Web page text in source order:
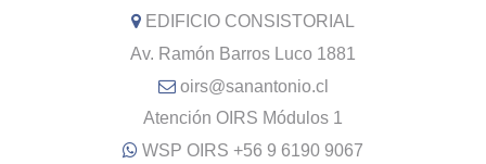
EDIFICIO CONSISTORIAL
Av. Ramón Barros Luco 1881
oirs@sanantonio.cl
Atención OIRS Módulos 1
WSP OIRS +56 9 6190 9067